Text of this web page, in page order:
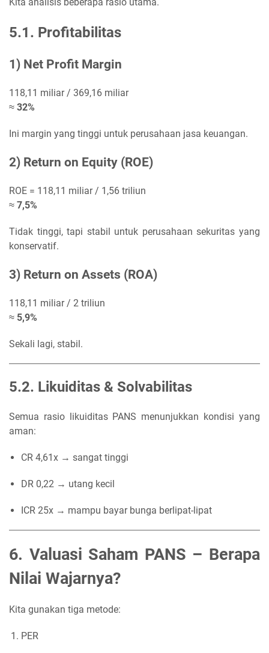
5.1. Profitabilitas
1) Net Profit Margin
118,11 miliar / 369,16 miliar
≈ 32%
Ini margin yang tinggi untuk perusahaan jasa keuangan.
2) Return on Equity (ROE)
ROE = 118,11 miliar / 1,56 triliun
≈ 7,5%
Tidak tinggi, tapi stabil untuk perusahaan sekuritas yang
konservatif.
3) Return on Assets (ROA)
118,11 miliar / 2 triliun
≈ 5,9%
Sekali lagi, stabil.
5.2. Likuiditas & Solvabilitas
Semua rasio likuiditas PANS menunjukkan kondisi yang
aman:
CR 4,61x → sangat tinggi
DR 0,22 → utang kecil
ICR 25x → mampu bayar bunga berlipat-lipat
6. Valuasi Saham PANS – Berapa
Nilai Wajarnya?
Kita gunakan tiga metode:
PER